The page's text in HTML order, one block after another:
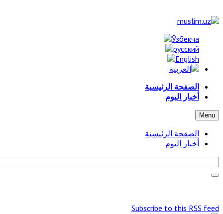
الصفحة الرئيسية
أخبار اليوم
Menu
الصفحة الرئيسية
أخبار اليوم
Subscribe to this RSS feed